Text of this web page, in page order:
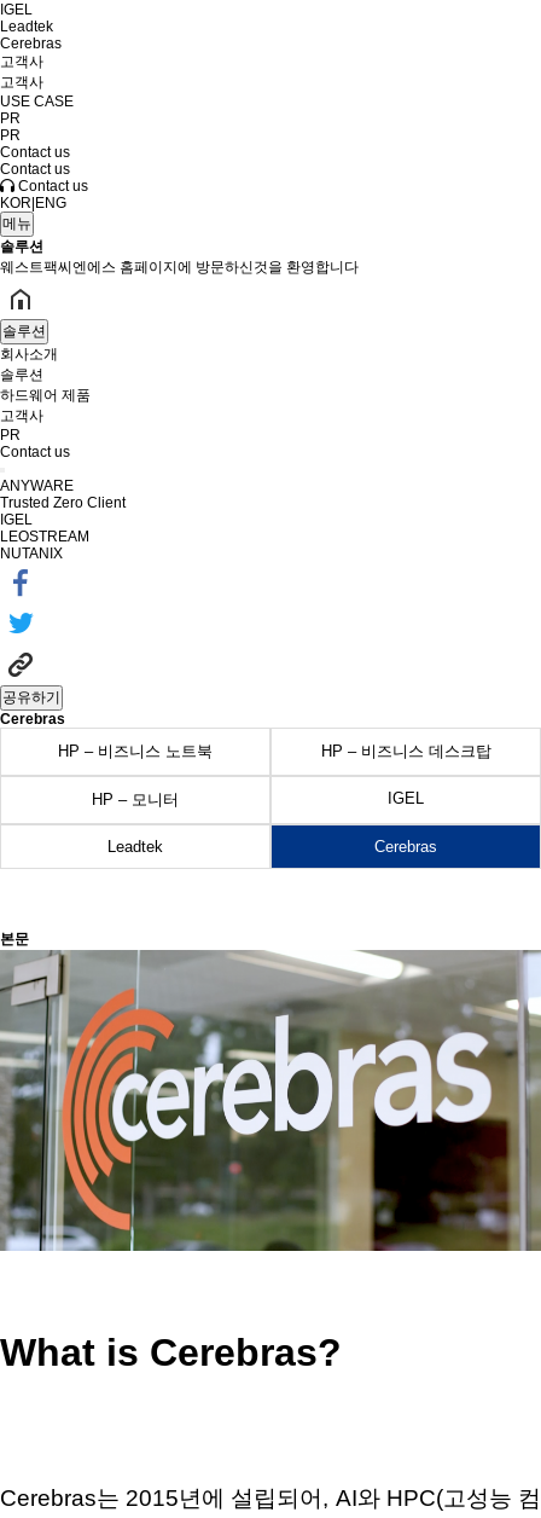
IGEL
Leadtek
Cerebras
고객사
고객사
USE CASE
PR
PR
Contact us
Contact us
Contact us
KOR ENG
메뉴
솔루션
웨스트팩씨엔에스 홈페이지에 방문하신것을 환영합니다
솔루션
회사소개
솔루션
하드웨어 제품
고객사
PR
Contact us
ANYWARE
Trusted Zero Client
IGEL
LEOSTREAM
NUTANIX
공유하기
Cerebras
HP – 비즈니스 노트북 HP – 비즈니스 데스크탑
HP – 모니터 IGEL
Leadtek Cerebras
본문
What is Cerebras?
Cerebras는 2015년에 설립되어 , AI와HPC(고성능 컴